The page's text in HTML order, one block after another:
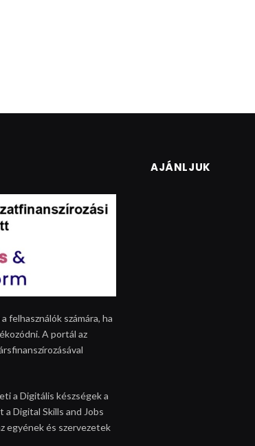
felhasználók számára, ha
A portál az
a Digitális készségek a
Digital Skills and Jobs
egyének és szervezetek
AJÁNLJUK